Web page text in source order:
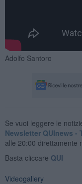
Adolfo Santoro
Se vuoi leggere le
Newsletter QUInews -
alle 20:00 direttamente
Basta cliccare QUI
Videogallery